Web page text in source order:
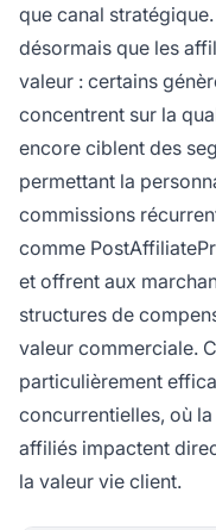
que canal
désormais que les
valeur : certains
concentrent sur la
encore ciblent des
permettant la
commissions
comme
et offrent aux
structures de
valeur commerciale.
particulièrement
concurrentielles, où
affiliés impactent
la valeur vie client.